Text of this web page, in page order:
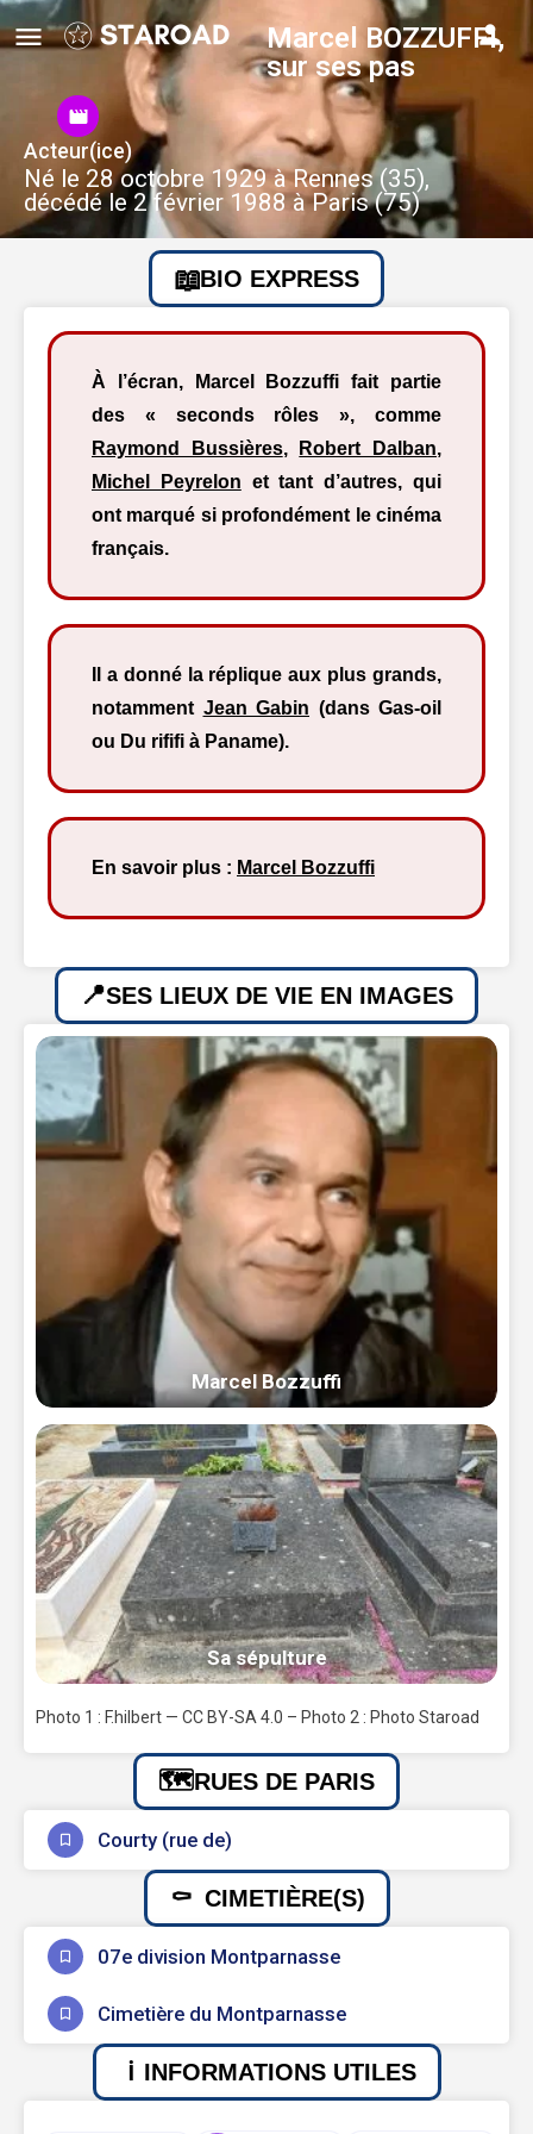
Marcel BOZZUFFI,
sur ses pas
Acteur(ice)
Né le 28 octobre 1929 à Rennes (35),
décédé le 2 février 1988 à Paris (75)
BIO EXPRESS
À l’écran, Marcel Bozzuffi fait partie
des « seconds rôles », comme
Raymond Bussières, Robert Dalban,
Michel Peyrelon et tant d’autres, qui
ont marqué si profondément le cinéma
français.
Il a donné la réplique aux plus grands,
notamment Jean Gabin (dans Gas-oil
ou Du rififi à Paname).
En savoir plus : Marcel Bozzuffi
SES LIEUX DE VIE EN IMAGES
Marcel Bozzuffi
Sa sépulture
Photo 1 : F.hilbert — CC BY-SA 4.0 – Photo 2 : Photo Staroad
RUES DE PARIS
Courty (rue de)
CIMETIÈRE(S)
07e division Montparnasse
Cimetière du Montparnasse
INFORMATIONS UTILES